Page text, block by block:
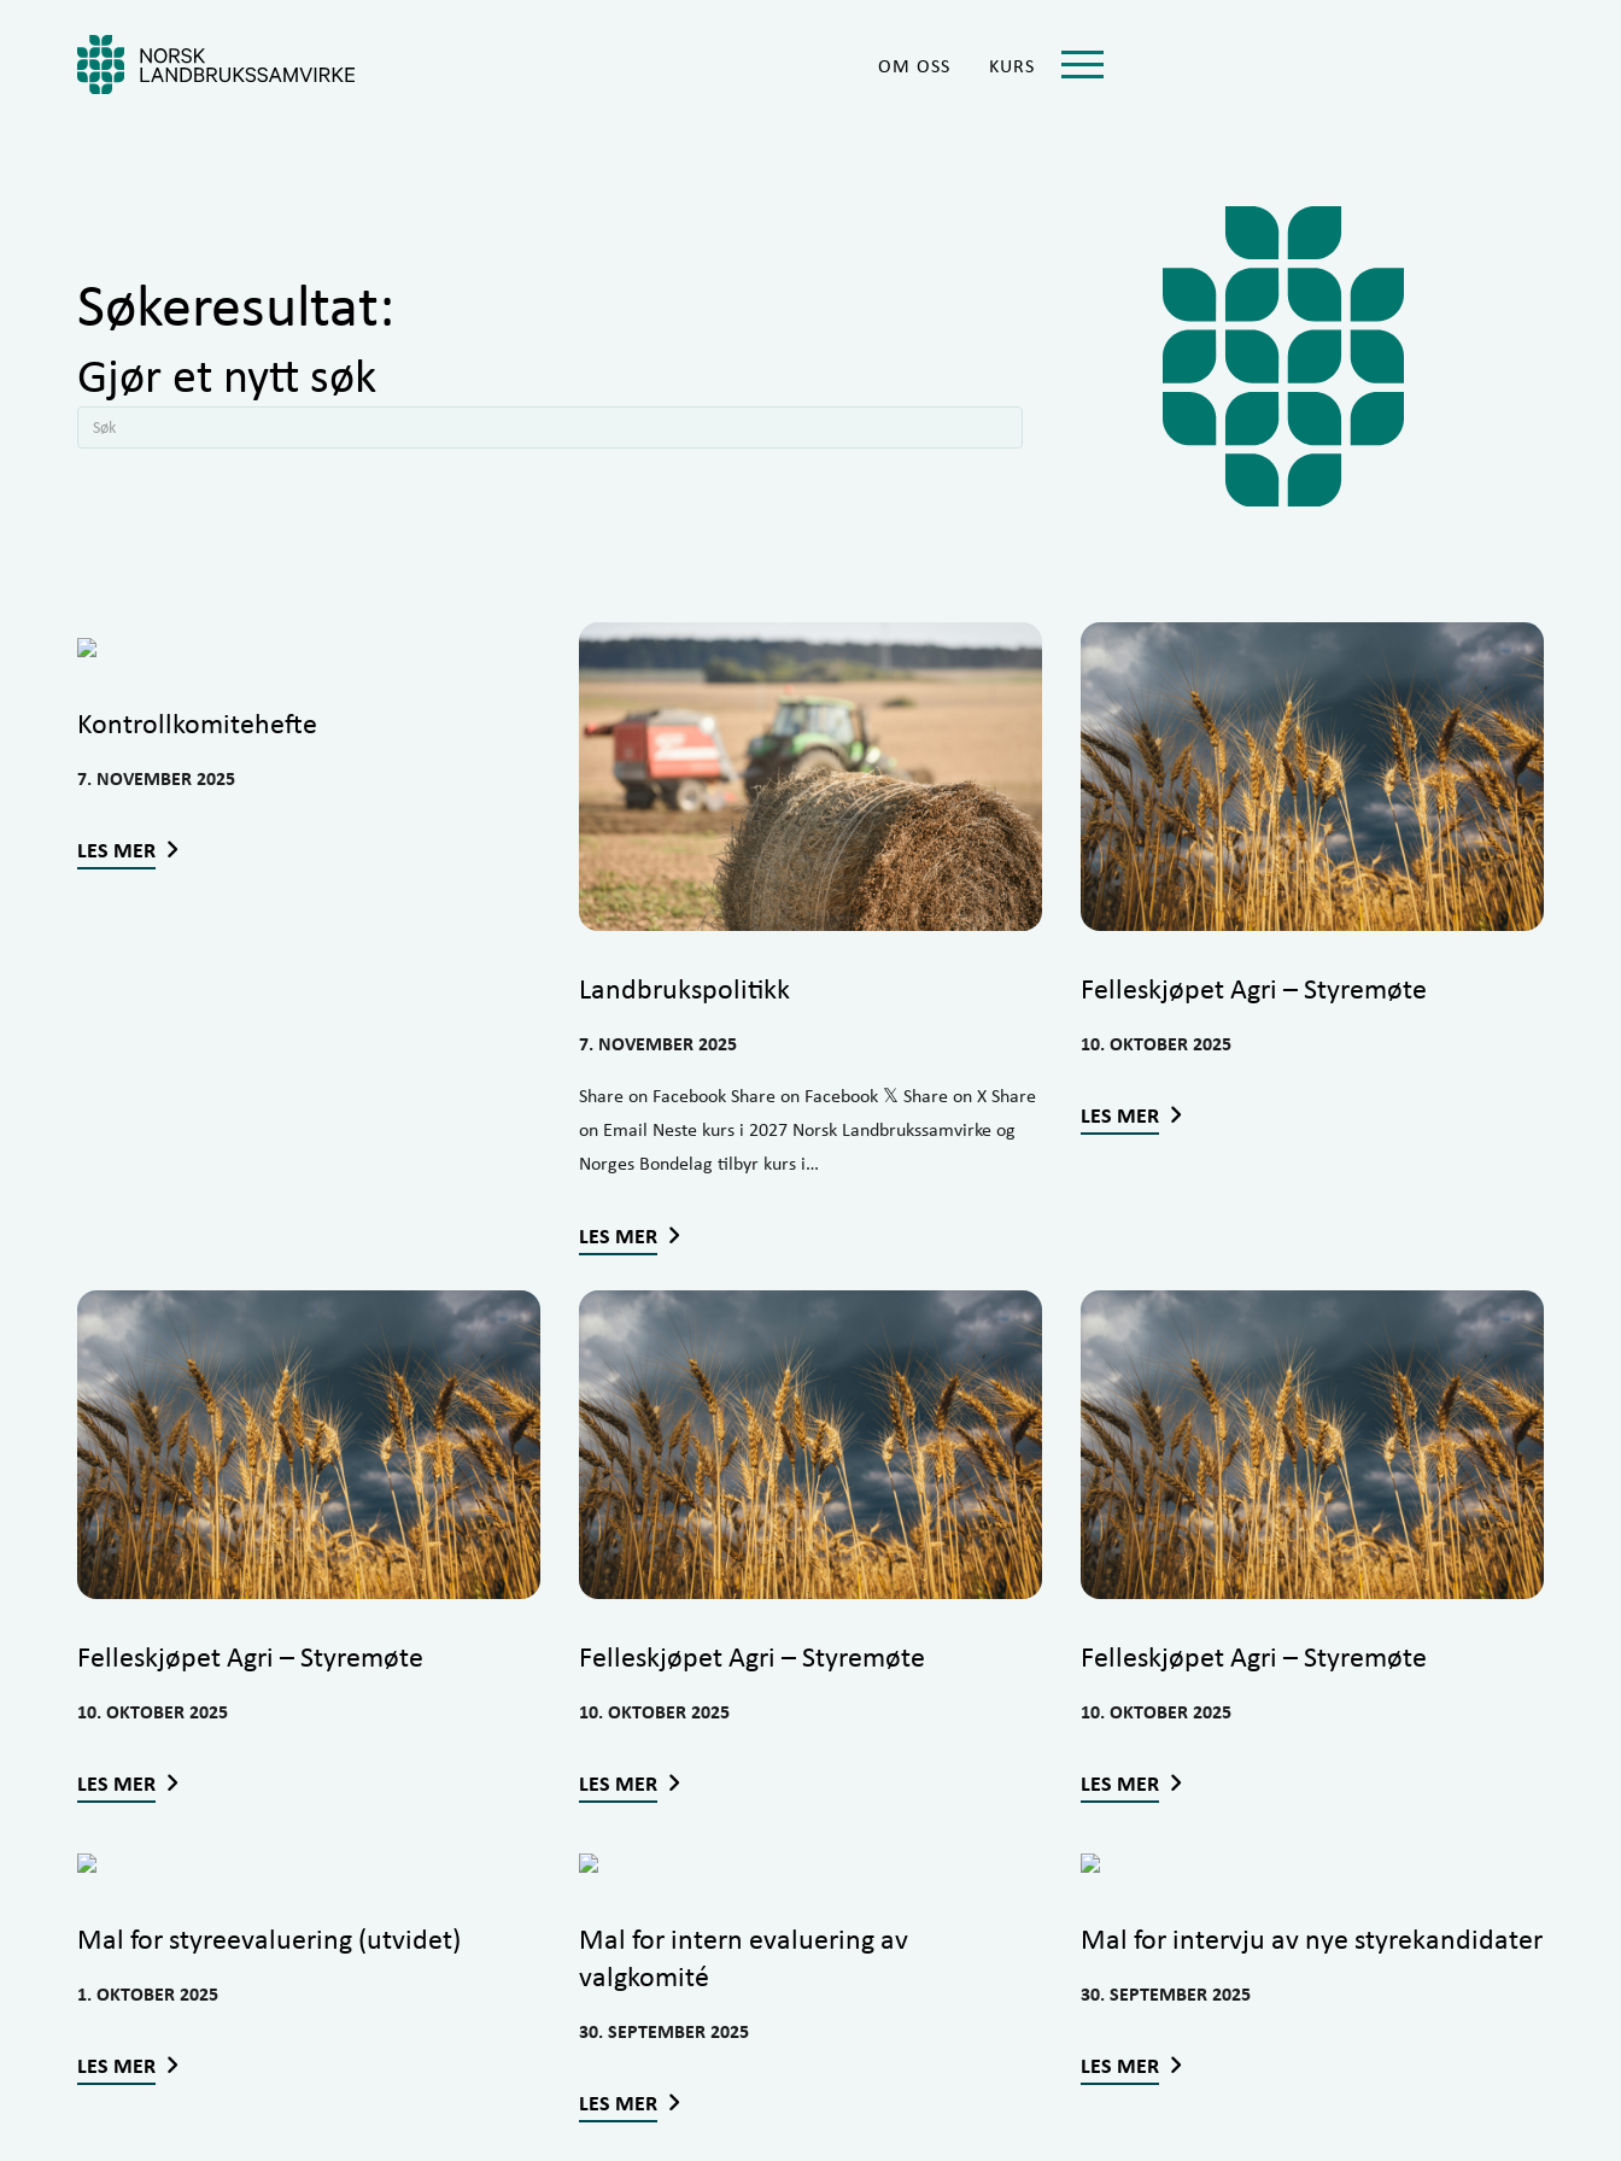
OM OSS KURS
Søkeresultat:
Gjør et nytt søk
Kontrollkomitehefte
7. NOVEMBER 2025
LES MER
Landbrukspolitikk
7. NOVEMBER 2025
Share on Facebook Share on Facebook 𝕏 Share on X Share
on Email Neste kurs i 2027 Norsk Landbrukssamvirke og
Norges Bondelag tilbyr kurs i…
LES MER
Felleskjøpet Agri – Styremøte
10. OKTOBER 2025
LES MER
Felleskjøpet Agri – Styremøte
10. OKTOBER 2025
LES MER
Felleskjøpet Agri – Styremøte
10. OKTOBER 2025
LES MER
Felleskjøpet Agri – Styremøte
10. OKTOBER 2025
LES MER
Mal for styreevaluering (utvidet)
1. OKTOBER 2025
LES MER
Mal for intern evaluering av
valgkomité
30. SEPTEMBER 2025
LES MER
Mal for intervju av nye styrekandidater
30. SEPTEMBER 2025
LES MER